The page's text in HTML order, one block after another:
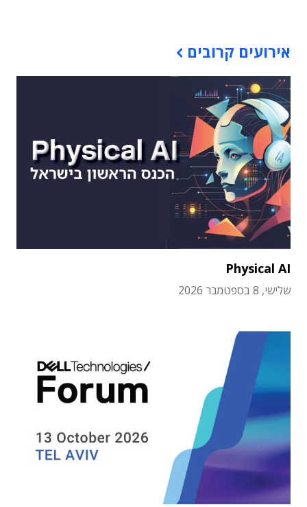
אירועים קרובים
Physical AI
שלישי, 8 בספטמבר 2026